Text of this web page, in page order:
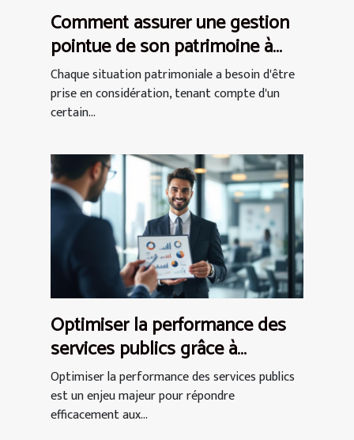
Comment assurer une gestion
pointue de son patrimoine à
Paris ?
Chaque situation patrimoniale a besoin d'être
prise en considération, tenant compte d'un
certain...
Optimiser la performance des
services publics grâce à
l'expertise en conseil
Optimiser la performance des services publics
est un enjeu majeur pour répondre
efficacement aux...